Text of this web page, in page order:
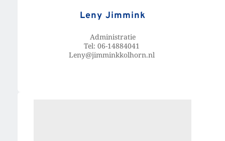
Leny Jimmink
Administratie
Tel: 06-14884041
Leny@jimminkkolhorn.nl